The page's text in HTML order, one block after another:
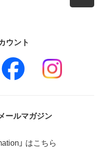
ウント
ールマガジン
」 はこちら